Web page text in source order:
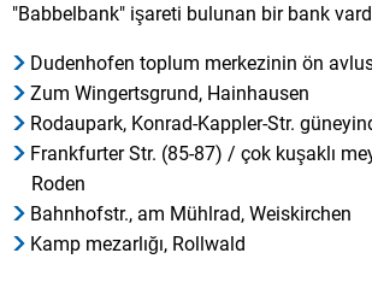
"Babbelbank" işareti bulunan bir bank
Dudenhofen toplum merkezinin ön
Zum Wingertsgrund, Hainhausen
Rodaupark, Konrad-Kappler-Str.
Frankfurter Str. (85-87) / çok kuşaklı
Roden
Bahnhofstr., am Mühlrad, Weiskirchen
Kamp mezarlığı, Rollwald